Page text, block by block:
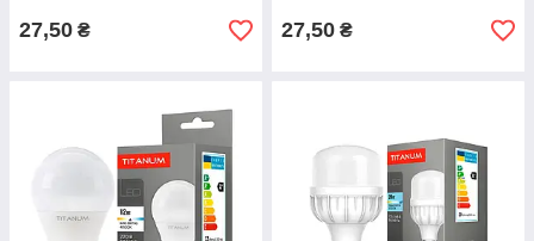
27,50 ₴ 27,50 ₴